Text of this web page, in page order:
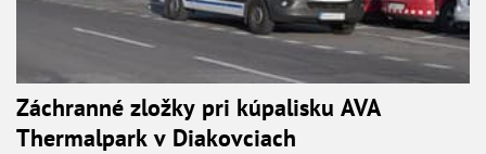
Záchranné zložky pri kúpalisku AVA
Thermalpark v Diakovciach